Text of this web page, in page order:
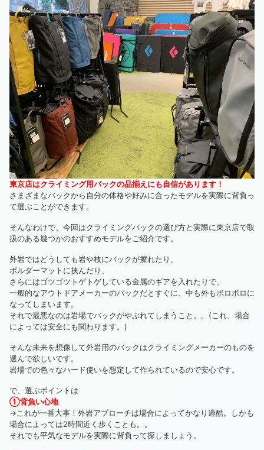
東京店はクライミング用バックの品揃えにも自信があります！
さまざまなバックから自分の体格や好みに合ったモデルを実際に背負っ
て選ぶことができます。
そんなわけで、今回はクライミングバックの選び方と実際に東京店で取
扱のある幾つかのおすすめモデルをご紹介です。
外岩ではどうしても岩や枝にバックが擦れたり、
ボルダーマットに挟んだり、
さらにはゴツゴツトゲトゲしている金属のギアを入れたりで、
一般的なアウトドアメーカーのバックだとすぐに、中も外もボロボロに
なってしまいます。
それで最悪なのは岩場でバックがやぶれてしまうこと。。(これ、場合
によっては安全にも関わります。)
そんな未来を想像して外岩用のバックはクライミングメーカーのものを
選んで欲しいです。
岩場での色々なハード使いを想定して作られているので安心です。
で、選ぶポイントは
①背負い心地
→これが一番大事！外岩アプローチは場合によってかなり過酷。しかも
場合によっては2時間近く歩くことも。。
それでも平気なモデルを実際に背負って探しましょう。